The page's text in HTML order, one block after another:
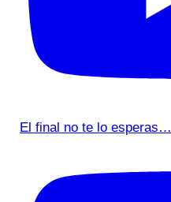
El final no te lo esperas…